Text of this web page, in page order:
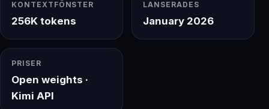
KONTEXTFÖNSTER
256K tokens
LANSERADES
January 2026
PRISER
Open weights ·
Kimi API